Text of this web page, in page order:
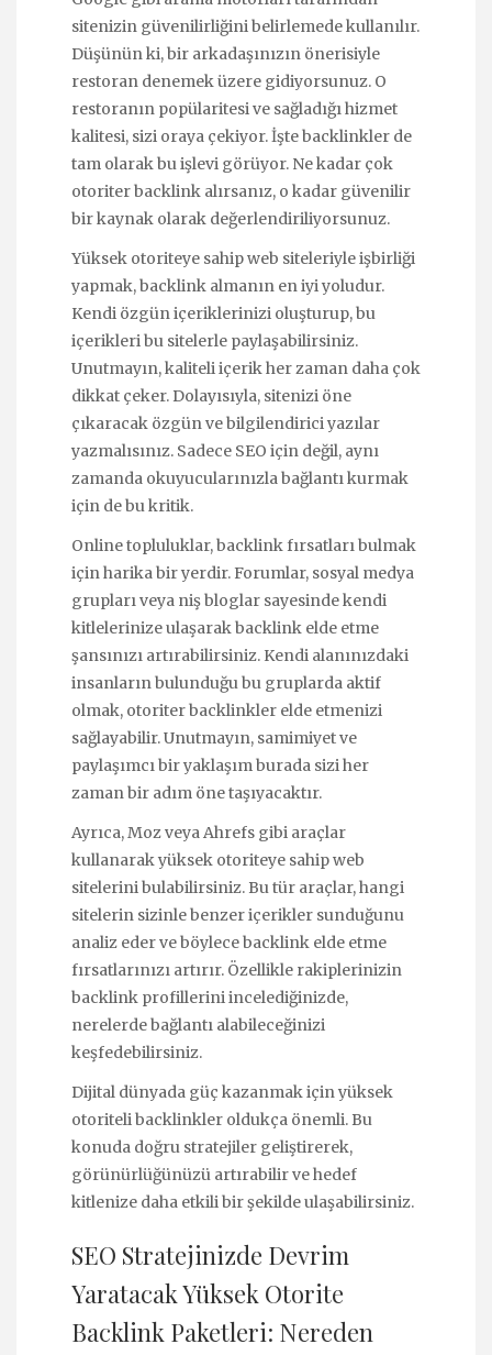
sitenizin güvenilirliğini belirlemede kullanılır.
Düşünün ki, bir arkadaşınızın önerisiyle
restoran denemek üzere gidiyorsunuz. O
restoranın popülaritesi ve sağladığı hizmet
kalitesi, sizi oraya çekiyor. İşte backlinkler de
tam olarak bu işlevi görüyor. Ne kadar çok
otoriter backlink alırsanız, o kadar güvenilir
bir kaynak olarak değerlendiriliyorsunuz.
Yüksek otoriteye sahip web siteleriyle işbirliği
yapmak, backlink almanın en iyi yoludur.
Kendi özgün içeriklerinizi oluşturup, bu
içerikleri bu sitelerle paylaşabilirsiniz.
Unutmayın, kaliteli içerik her zaman daha çok
dikkat çeker. Dolayısıyla, sitenizi öne
çıkaracak özgün ve bilgilendirici yazılar
yazmalısınız. Sadece SEO için değil, aynı
zamanda okuyucularınızla bağlantı kurmak
için de bu kritik.
Online topluluklar, backlink fırsatları bulmak
için harika bir yerdir. Forumlar, sosyal medya
grupları veya niş bloglar sayesinde kendi
kitlelerinize ulaşarak backlink elde etme
şansınızı artırabilirsiniz. Kendi alanınızdaki
insanların bulunduğu bu gruplarda aktif
olmak, otoriter backlinkler elde etmenizi
sağlayabilir. Unutmayın, samimiyet ve
paylaşımcı bir yaklaşım burada sizi her
zaman bir adım öne taşıyacaktır.
Ayrıca, Moz veya Ahrefs gibi araçlar
kullanarak yüksek otoriteye sahip web
sitelerini bulabilirsiniz. Bu tür araçlar, hangi
sitelerin sizinle benzer içerikler sunduğunu
analiz eder ve böylece backlink elde etme
fırsatlarınızı artırır. Özellikle rakiplerinizin
backlink profillerini incelediğinizde,
nerelerde bağlantı alabileceğinizi
keşfedebilirsiniz.
Dijital dünyada güç kazanmak için yüksek
otoriteli backlinkler oldukça önemli. Bu
konuda doğru stratejiler geliştirerek,
görünürlüğünüzü artırabilir ve hedef
kitlenize daha etkili bir şekilde ulaşabilirsiniz.
SEO Stratejinizde Devrim
Yaratacak Yüksek Otorite
Backlink Paketleri: Nereden